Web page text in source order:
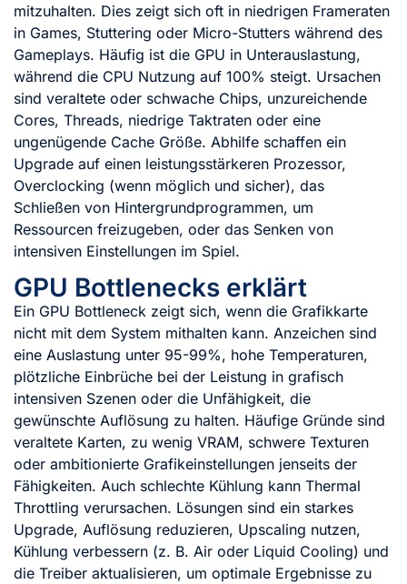
mitzuhalten. Dies zeigt sich oft in niedrigen Frameraten
in Games, Stuttering oder Micro-Stutters während des
Gameplays. Häufig ist die GPU in Unterauslastung,
während die CPU Nutzung auf 100% steigt. Ursachen
sind veraltete oder schwache Chips, unzureichende
Cores, Threads, niedrige Taktraten oder eine
ungenügende Cache Größe. Abhilfe schaffen ein
Upgrade auf einen leistungsstärkeren Prozessor,
Overclocking (wenn möglich und sicher), das
Schließen von Hintergrundprogrammen, um
Ressourcen freizugeben, oder das Senken von
intensiven Einstellungen im Spiel.
GPU Bottlenecks erklärt
Ein GPU Bottleneck zeigt sich, wenn die Grafikkarte
nicht mit dem System mithalten kann. Anzeichen sind
eine Auslastung unter 95-99%, hohe Temperaturen,
plötzliche Einbrüche bei der Leistung in grafisch
intensiven Szenen oder die Unfähigkeit, die
gewünschte Auflösung zu halten. Häufige Gründe sind
veraltete Karten, zu wenig VRAM, schwere Texturen
oder ambitionierte Grafik­einstellungen jenseits der
Fähigkeiten. Auch schlechte Kühlung kann Thermal
Throttling verursachen. Lösungen sind ein starkes
Upgrade, Auflösung reduzieren, Upscaling nutzen,
Kühlung verbessern (z. B. Air oder Liquid Cooling) und
die Treiber aktualisieren, um optimale Ergebnisse zu